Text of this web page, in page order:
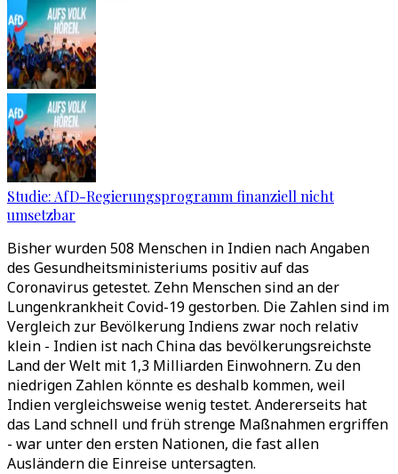
Studie: AfD-Regierungsprogramm finanziell nicht
umsetzbar
Bisher wurden 508 Menschen in Indien nach Angaben
des Gesundheitsministeriums positiv auf das
Coronavirus getestet. Zehn Menschen sind an der
Lungenkrankheit Covid-19 gestorben. Die Zahlen sind im
Vergleich zur Bevölkerung Indiens zwar noch relativ
klein - Indien ist nach China das bevölkerungsreichste
Land der Welt mit 1,3 Milliarden Einwohnern. Zu den
niedrigen Zahlen könnte es deshalb kommen, weil
Indien vergleichsweise wenig testet. Andererseits hat
das Land schnell und früh strenge Maßnahmen ergriffen
- war unter den ersten Nationen, die fast allen
Ausländern die Einreise untersagten.